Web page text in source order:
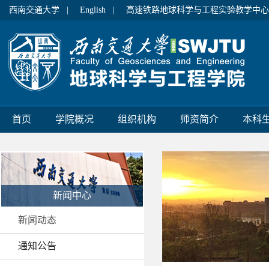
西南交通大学 | English | 高速铁路地球科学与工程实验教学中
首页 学院概况 组织机构 师资简介 本科
新闻中心
新闻动态
通知公告